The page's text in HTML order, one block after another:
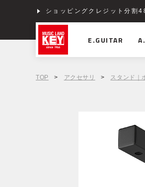
ショッピングクレジット分割
E.GUITAR
TOP > アクセサリ > スタンド｜